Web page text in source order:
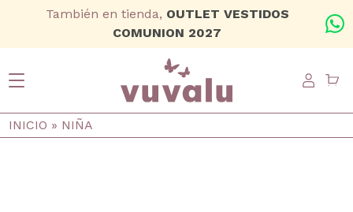
Ir al contenido principal
También en tienda, OUTLET VESTIDOS
COMUNION 2027
Ruta de navegación
INICIO NIÑA